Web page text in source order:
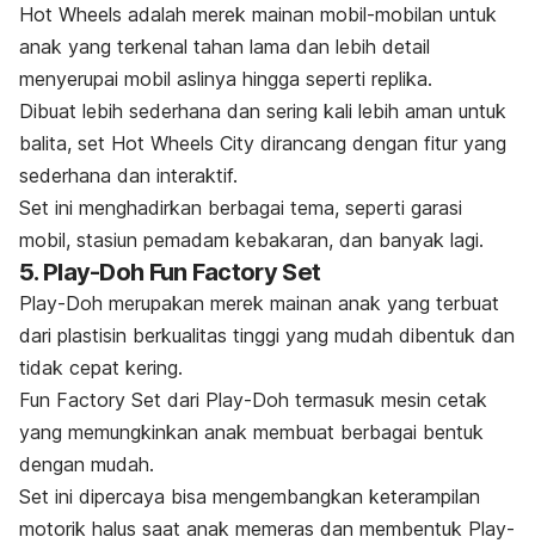
Hot Wheels adalah merek mainan mobil-mobilan untuk
anak yang terkenal tahan lama dan lebih detail
menyerupai mobil aslinya hingga seperti replika.
Dibuat lebih sederhana dan sering kali lebih aman untuk
balita, set Hot Wheels City dirancang dengan fitur yang
sederhana dan interaktif.
Set ini menghadirkan berbagai tema, seperti garasi
mobil, stasiun pemadam kebakaran, dan banyak lagi.
5. Play-Doh Fun Factory Set
Play-Doh merupakan merek mainan anak yang terbuat
dari plastisin berkualitas tinggi yang mudah dibentuk dan
tidak cepat kering.
Fun Factory Set dari Play-Doh termasuk mesin cetak
yang memungkinkan anak membuat berbagai bentuk
dengan mudah.
Set ini dipercaya bisa mengembangkan keterampilan
motorik halus saat anak memeras dan membentuk Play-